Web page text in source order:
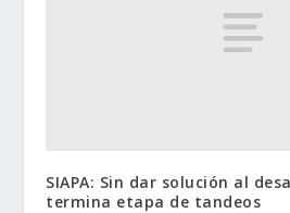
SIAPA: Sin dar solución al
termina etapa de tandeos